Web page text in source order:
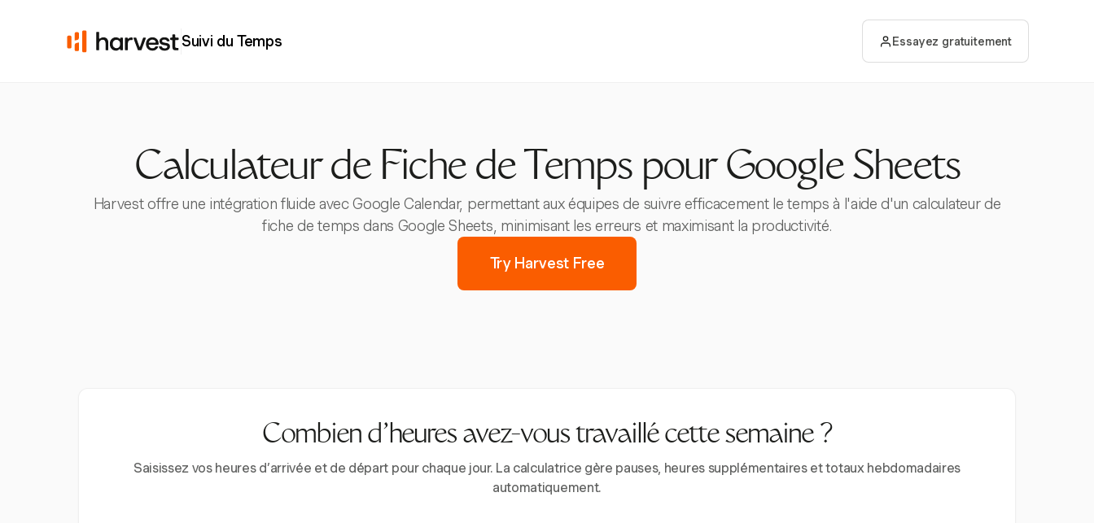
Suivi du Temps Essayez gratuitement
Calculateur de Fiche de Temps pour Google Sheets
Harvest offre une intégration fluide avec Google Calendar, permettant aux équipes de suivre efficacement le temps à l'aide d'un calculateur de
fiche de temps dans Google Sheets, minimisant les erreurs et maximisant la productivité.
Try Harvest Free
Combien d’heures avez-vous travaillé cette semaine ?
Saisissez vos heures d’arrivée et de départ pour chaque jour. La calculatrice gère pauses, heures supplémentaires et totaux hebdomadaires
automatiquement.